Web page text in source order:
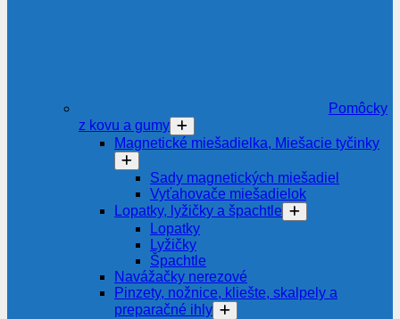
Pomôcky
z kovu a gumy
Magnetické miešadielka, Miešacie tyčinky
Sady magnetických miešadiel
Vyťahovače miešadielok
Lopatky, lyžičky a špachtle
Lopatky
Lyžičky
Špachtle
Navážačky nerezové
Pinzety, nožnice, kliešte, skalpely a
preparačné ihly